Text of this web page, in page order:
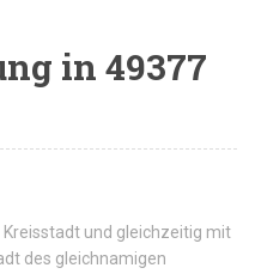
in 49377
Kreisstadt und gleichzeitig mit
des gleichnamigen